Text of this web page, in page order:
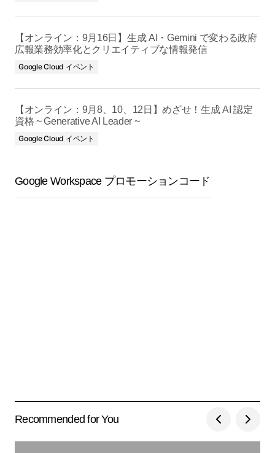
【オンライン：9月16日】生成 AI・Gemini で変わる政府
広報業務効率化とクリエイティブな情報発信
Google Cloud イベント
【オンライン：9月8、10、12日】めざせ！生成 AI 認定
資格 ~ Generative AI Leader ~
Google Cloud イベント
Google Workspace プロモーションコード
Recommended for You